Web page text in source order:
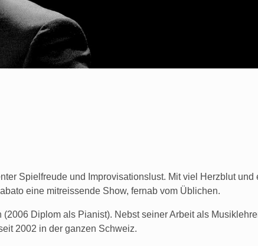
Spielfreude und Improvisationslust. Mit viel Herzblut und
eine mitreissende Show, fernab vom Üblichen.
Diplom als Pianist). Nebst seiner Arbeit als
2002 in der ganzen Schweiz.